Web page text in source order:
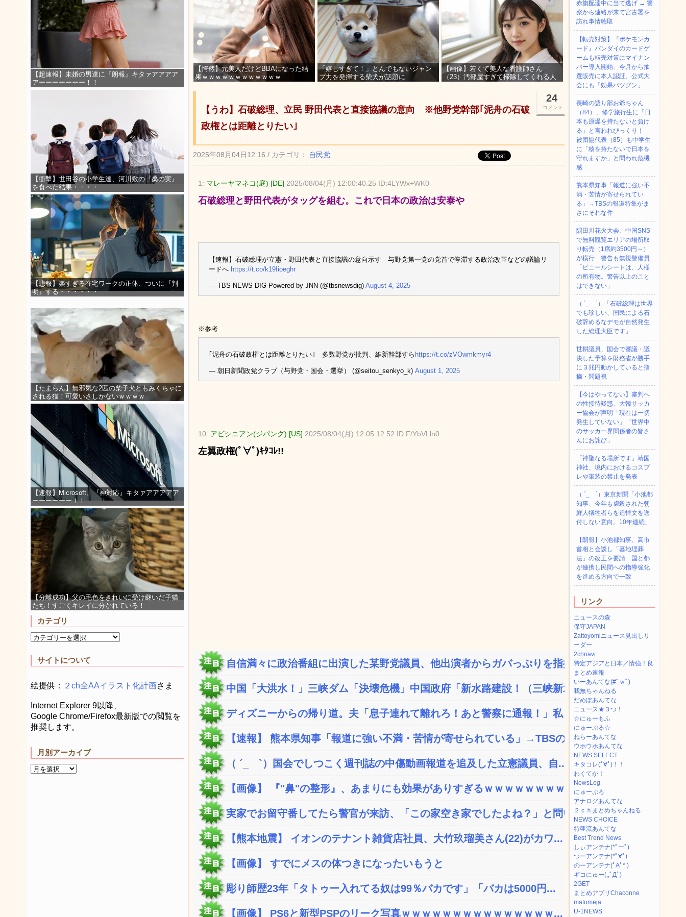
【超速報】未婚の男達に『朗報』キタァアアアア
アーーーーーーー！！
【衝撃】世田谷の小学生達、河川敷の『桑の実』
を食べた結果・・・・
【悲報】楽すぎる在宅ワークの正体、ついに『判
明』する・・・・・・
【たまらん】無邪気な2匹の柴子犬ともみくちゃに
される猫！可愛いさしかないｗｗｗｗ
【速報】Microsoft、『神対応』キタァアアアアア
ーーーーーー！！
【分離成功】父の毛色をきれいに受け継いだ子猫
たち！すごくキレイに分かれている！
カテゴリ
サイトについて
絵提供： ２ch全AAイラスト化計画さま
Internet Explorer 9以降、
Google Chrome/Firefox最新版での閲覧を
推奨します。
月別アーカイブ
【愕然】元美人だけどBBAになった結
果ｗｗｗｗｗｗｗｗｗｗｗｗ
「嬉しすぎて！」とんでもないジャン
プ力を発揮する柴犬が話題に
【画像】若くて美人な看護師さん
（23）汚部屋すぎて掃除してくれる人
24
コメント
【うわ】石破総理、立民 野田代表と直接協議の意向 ※他野党幹部｢泥舟の石破
政権とは距離とりたい｣
2025年08月04日12:16 / カテゴリ： 自民党
1: マレーヤマネコ(庭) [DE] 2025/08/04(月) 12:00:40.25 ID:4LYWx+WK0
石破総理と野田代表がタッグを組む。これで日本の政治は安泰や
【速報】石破総理が立憲・野田代表と直接協議の意向示す 与野党第一党の党首で停滞する政治改革などの議論リ
ードへ https://t.co/k19Iioeghr
— TBS NEWS DIG Powered by JNN (@tbsnewsdig) August 4, 2025
※参考
｢泥舟の石破政権とは距離とりたい｣ 多数野党が批判、維新幹部すら https://t.co/zVOwmkmyr4
— 朝日新聞政党クラブ（与野党・国会・選挙） (@seitou_senkyo_k) August 1, 2025
10: アビシニアン(ジパング) [US] 2025/08/04(月) 12:05:12.52 ID:F/YbVLln0
左翼政権(ﾟ∀ﾟ)ｷﾀｺﾚ!!
自信満々に政治番組に出演した某野党議員、他出演者からガバっぷりを指摘さ...
中国「大洪水！」三峡ダム「決壊危機」中国政府「新水路建設！（三峡新水路...
ディズニーからの帰り道。夫「息子連れて離れろ！あと警察に通報！」私「助...
【速報】 熊本県知事「報道に強い不満・苦情が寄せられている」→TBSの...
（ ´_ゝ`）国会でしつこく週刊誌の中傷動画報道を追及した立憲議員、自...
【画像】 『"鼻"の整形』、あまりにも効果がありすぎるｗｗｗｗｗｗｗｗ...
実家でお留守番してたら警官が来訪、「この家空き家でしたよね？」と問いか...
【熊本地震】 イオンのテナント雑貨店社員、大竹玖瑠美さん(22)がカワ...
【画像】 すでにメスの体つきになったいもうと
彫り師歴23年「タトゥー入れてる奴は99％バカです」「バカは5000円...
【画像】 PS6と新型PSPのリーク写真ｗｗｗｗｗｗｗｗｗｗｗｗｗｗｗ...
赤旗配達中に当て逃げ → 警
察から連絡が来て宮古署を
訪れ事情聴取
【転売対策】『ポケモンカ
ード』バンダイのカードゲ
ームも転売対策にマイナン
バー導入開始、今月から抽
選販売に本人認証、公式大
会にも「効果バツグン」
長崎の語り部お爺ちゃん
（84）、修学旅行生に「日
本も原爆を持たないと負け
る」と言われびっくり！
被団協代表（85）も中学生
に「核を持たないで日本を
守れますか」と問われ危機
感
熊本県知事「報道に強い不
満・苦情が寄せられてい
る」→TBSの報道特集がま
さにそれな件
隅田川花火大会、中国SNS
で無料観覧エリアの場所取
り転売（1席約3500円～）
が横行 警告も無視警備員
「ビニールシートは、人様
の所有物。警告以上のこと
はできない」
（ ´_ゝ`）「石破総理は世界
でも珍しい、国民による石
破辞めるなデモが自然発生
した総理大臣です」
世耕議員、国会で審議・議
決した予算を財務省が勝手
に３兆円動かしていると指
摘・問題視
【今はやってない】審判へ
の性接待疑惑、大韓サッカ
ー協会が声明「現在は一切
発生していない」「世界中
のサッカー界関係者の皆さ
んにお詫び」
「神聖なる場所です」靖国
神社、境内におけるコスプ
レや軍装の禁止を発表
（ ´_ゝ`）東京新聞「小池都
知事、今年も虐殺された朝
鮮人犠牲者らを追悼文を送
付しない意向。10年連続」
【朗報】小池都知事、高市
首相と会談し「墓地埋葬
法」の改正を要請 国と都
が連携し民間への指導強化
を進める方向で一致
リンク
ニュースの森
保守JAPAN
Zattoyomiニュース見出しリ
ーダー
2chnavi
特定アジアと日本／情強！良
まとめ速報
いーあんてな(#ﾟｗﾟ)
我無ちゃんねる
だめぽあんてな
ニュース★３つ！
☆にゅーもふ
にゅーぷる☆
ねらーあんてな
ウホウホあんてな
NEWS SELECT
キタコレ(ﾟ∀ﾟ)！！
わくてか！
NewsLog
にゅーぷろ
アナログあんてな
２ｃｈまとめちゃんねる
NEWS CHOICE
特亜流あんてな
Best Trend News
しぃアンテナ(*ﾟーﾟ)
つーアンテナ(*ﾟ∀ﾟ)
のーアンテナ(ﾟAﾟ* )
ギコにゅー(,,ﾟДﾟ)
2GET
まとめアプリChaconne
matomeja
U-1NEWS